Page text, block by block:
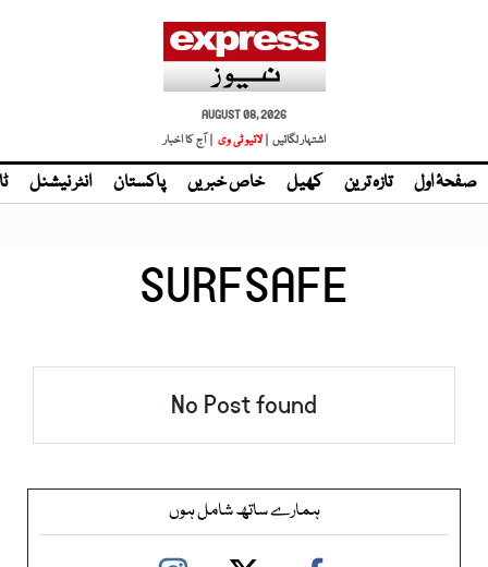
AUGUST 08, 2026
اشتہار لگائیں | لائیو ٹی وی | آج کا اخبار
صفحۂ اول تازہ ترین کھیل خاص خبریں پاکستان انٹر نیشنل
SURFSAFE
No Post found
ہمارے ساتھ شامل ہوں